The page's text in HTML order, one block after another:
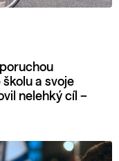
a svoje
nelehký cíl –